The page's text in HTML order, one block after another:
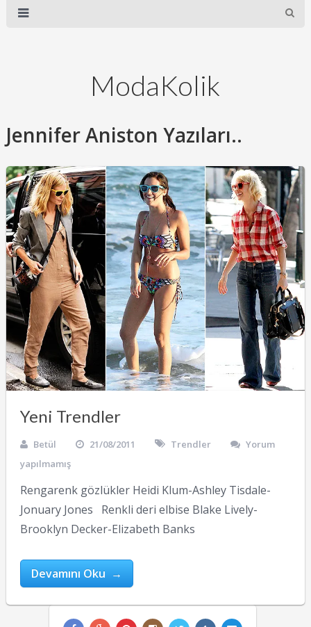
ModaKolik
Jennifer Aniston Yazıları..
Yeni Trendler
Betül 21/08/2011 Trendler
Yorum
yapılmamış
Rengarenk gözlükler Heidi Klum-Ashley Tisdale-
Jonuary Jones Renkli deri elbise Blake Lively-
Brooklyn Decker-Elizabeth Banks
Devamını Oku →